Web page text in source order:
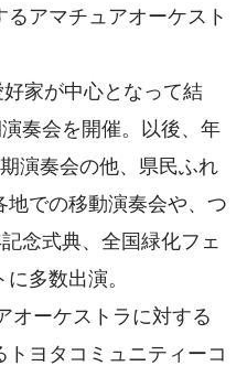
アマチュアオーケスト
家が中心となって結
奏会を開催。以後、年
演奏会の他、県民ふれ
での移動演奏会や、つ
念式典、全国緑化フェ
多数出演。
オーケストラに対する
ヨタコミュニティーコ